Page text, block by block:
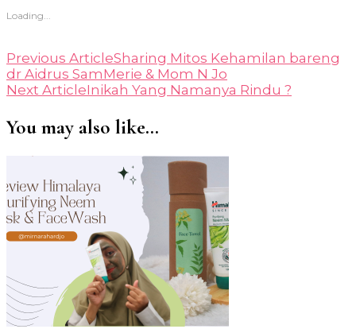
Loading...
Post
Navigation
Previous ArticleSharing Mitos Kehamilan bareng
dr Aidrus SamMerie & Mom N Jo
Next ArticleInikah Yang Namanya Rindu ?
You may also like...